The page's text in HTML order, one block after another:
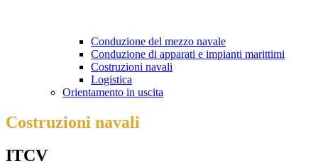
Conduzione del mezzo navale
Conduzione di apparati e impianti marittimi
Costruzioni navali
Logistica
Orientamento in uscita
Costruzioni navali
ITCV